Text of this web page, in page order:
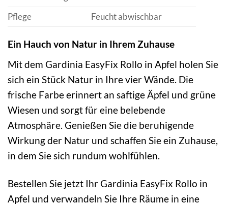
Pflege
Feucht abwischbar
Ein Hauch von Natur in Ihrem Zuhause
Mit dem Gardinia EasyFix Rollo in Apfel holen Sie
sich ein Stück Natur in Ihre vier Wände. Die
frische Farbe erinnert an saftige Äpfel und grüne
Wiesen und sorgt für eine belebende
Atmosphäre. Genießen Sie die beruhigende
Wirkung der Natur und schaffen Sie ein Zuhause,
in dem Sie sich rundum wohlfühlen.
Bestellen Sie jetzt Ihr Gardinia EasyFix Rollo in
Apfel und verwandeln Sie Ihre Räume in eine